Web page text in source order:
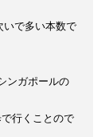
いで多い本数で
ガポールの
行くことので